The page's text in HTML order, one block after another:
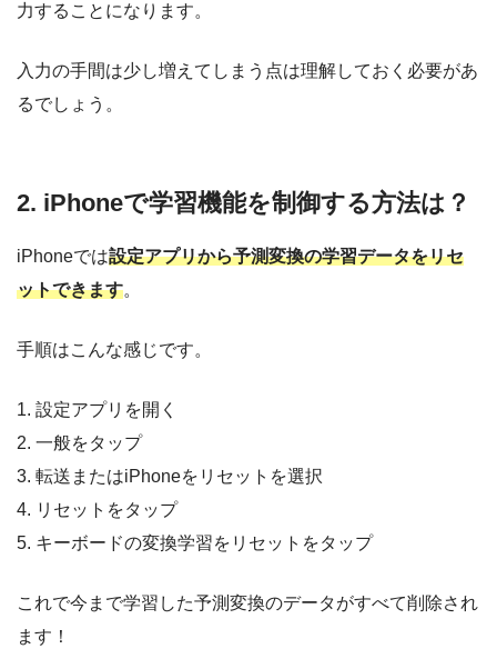
力することになります。
入力の手間は少し増えてしまう点は理解しておく必要があ
るでしょう。
2. iPhoneで学習機能を制御する方法は？
iPhoneでは設定アプリから予測変換の学習データをリセ
ットできます。
手順はこんな感じです。
1. 設定アプリを開く
2. 一般をタップ
3. 転送またはiPhoneをリセットを選択
4. リセットをタップ
5. キーボードの変換学習をリセットをタップ
これで今まで学習した予測変換のデータがすべて削除され
ます！